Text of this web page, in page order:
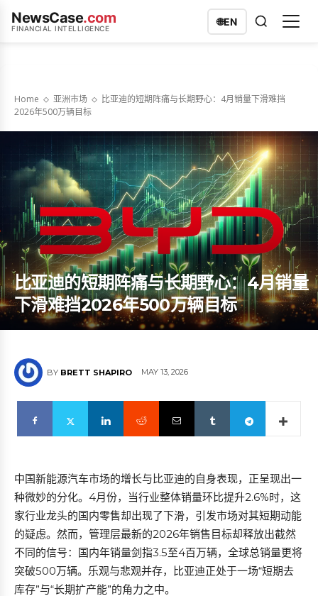
NewsCase.com
FINANCIAL INTELLIGENCE
🌐EN
Home 亚洲市场
比亚迪的短期阵痛与长期野心：4月销量下滑难挡
2026年500万辆目标
比亚迪的短期阵痛与长期野心：4月销量
下滑难挡2026年500万辆目标
BY BRETT SHAPIRO MAY 13, 2026
中国新能源汽车市场的增长与比亚迪的自身表现，正呈现出一
种微妙的分化。4月份，当行业整体销量环比提升2.6%时，这
家行业龙头的国内零售却出现了下滑，引发市场对其短期动能
的疑虑。然而，管理层最新的2026年销售目标却释放出截然
不同的信号：国内年销量剑指3.5至4百万辆，全球总销量更将
突破500万辆。乐观与悲观并存，比亚迪正处于一场“短期去
库存”与“长期扩产能”的角力之中。